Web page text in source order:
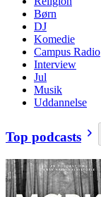
Børn
DJ
Komedie
Campus Radio
Interview
Jul
Musik
Uddannelse
Top podcasts